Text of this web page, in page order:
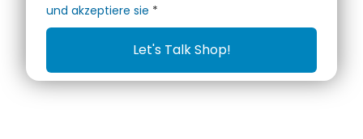
und akzeptiere sie *
Let's Talk Shop!